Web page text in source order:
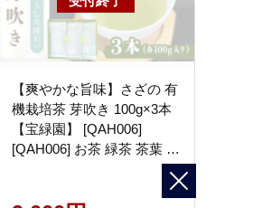
【爽やかな旨味】さざの 有
機栽培茶 芽吹き 100g×3本
【宝緑園】 [QAH006]
[QAH006] お茶 緑茶 茶葉 お
茶 茶 ティーパック ギフト